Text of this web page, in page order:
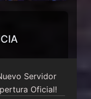
Servidor
Oficial!